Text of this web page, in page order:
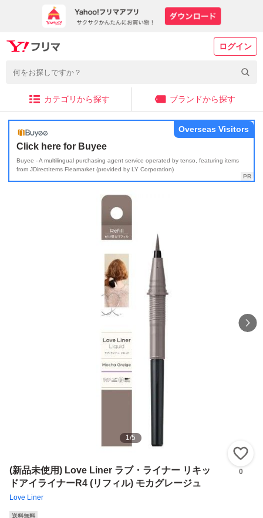
ログイン
カテゴリから探す ブランドから探す
Click here for Buyee
Buyee - A multilingual purchasing agent service operated by tenso, featuring items
from JDirectItems Fleamarket (provided by LY Corporation)
Overseas Visitors
1/5
(新品未使用) Love Liner ラブ・ライナー リキッ
ドアイライナーR4 (リフィル) モカグレージュ
Love Liner
0
送料無料